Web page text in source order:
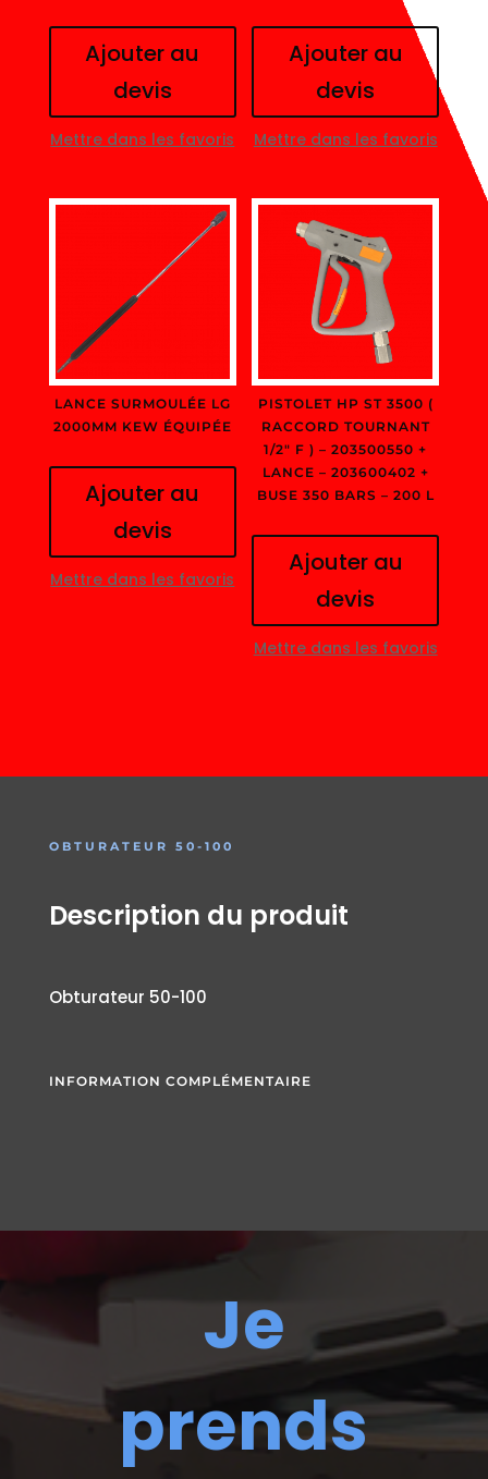
Ajouter au
devis
Mettre dans les favoris
Ajouter au
devis
Mettre dans les favoris
LANCE SURMOULÉE LG
2000MM KEW ÉQUIPÉE
Ajouter au
devis
Mettre dans les favoris
PISTOLET HP ST 3500 (
RACCORD TOURNANT
1/2″ F ) – 203500550 +
LANCE – 203600402 +
BUSE 350 BARS – 200 L
Ajouter au
devis
Mettre dans les favoris
OBTURATEUR 50-100
Description du produit
Obturateur 50-100
INFORMATION COMPLÉMENTAIRE
Je
prends